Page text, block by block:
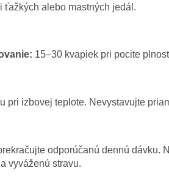
ťažkých alebo mastných jedál.
15–30 kvapiek pri pocite
pri izbovej teplote. Nevystavujte
odporúčanú dennú dávku.
vyváženú stravu.